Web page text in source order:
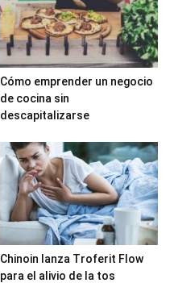
Cómo emprender un negocio
de cocina sin
descapitalizarse
Chinoin lanza Troferit Flow
para el alivio de la tos